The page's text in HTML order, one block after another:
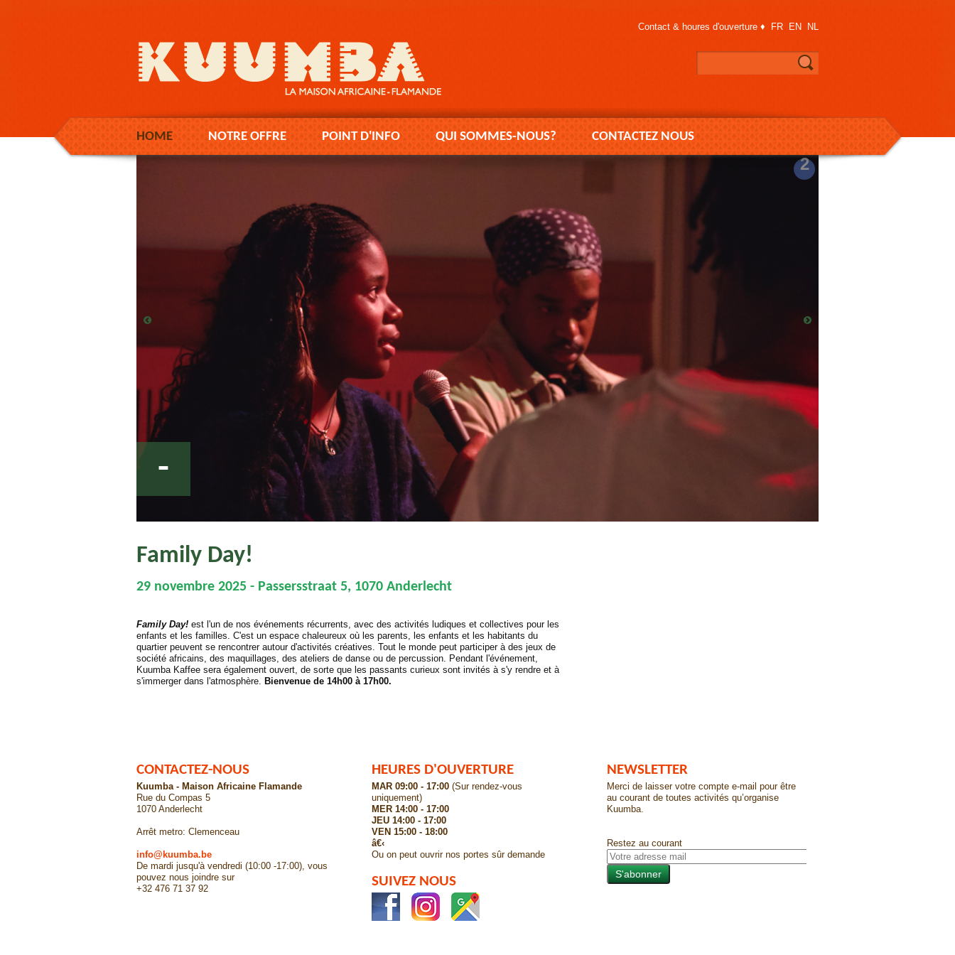
HOME NOTRE OFFRE POINT D'INFO QUI SOMMES-NOUS? CONTACTEZ NOUS
Contact & houres d'ouverture ♦ FR EN NL
2
-
Family Day!
29 novembre 2025 - Passersstraat 5, 1070 Anderlecht
Family Day! est l'un de nos événements récurrents, avec des activités ludiques et collectives pour les
enfants et les familles. C'est un espace chaleureux où les parents, les enfants et les habitants du
quartier peuvent se rencontrer autour d'activités créatives. Tout le monde peut participer à des jeux de
société africains, des maquillages, des ateliers de danse ou de percussion. Pendant l'événement,
Kuumba Kaffee sera également ouvert, de sorte que les passants curieux sont invités à s'y rendre et à
s'immerger dans l'atmosphère. Bienvenue de 14h00 à 17h00.
CONTACTEZ-NOUS
Kuumba - Maison Africaine Flamande
Rue du Compas 5
1070 Anderlecht
Arrêt metro: Clemenceau
info@kuumba.be
De mardi jusqu'à vendredi (10:00 -17:00), vous
pouvez nous joindre sur
+32 476 71 37 92
HEURES D'OUVERTURE
MAR 09:00 - 17:00 (Sur rendez-vous
uniquement)
MER 14:00 - 17:00
JEU 14:00 - 17:00
VEN 15:00 - 18:00
â€‹
Ou on peut ouvrir nos portes sûr demande
SUIVEZ NOUS
NEWSLETTER
Merci de laisser votre compte e-mail pour être
au courant de toutes activités qu’organise
Kuumba.
Restez au courant